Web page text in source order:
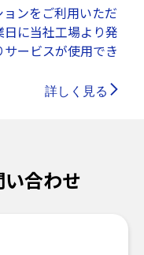
ョンをご利用いただ
日に当社工場より発
ービスが使用でき
詳しく見る
合わせ